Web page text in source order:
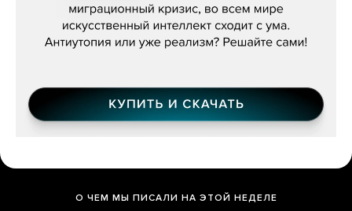
О ЧЕМ МЫ ПИСАЛИ НА ЭТОЙ НЕДЕЛЕ